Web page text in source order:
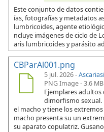
Este conjunto de datos
ías, fotografías y metadatos
lumbricoides, agente
ncluye imágenes de ciclo de
aris lumbricoides y parásito
CBParAl001.png
5 jul. 2026 -
PNG Image - 3.6
Ejemplares adultos
dimorfismo sexual.
el macho y tiene los
macho presenta su un
su aparato copulatriz.